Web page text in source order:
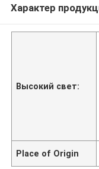
Характер
Высокий свет:
Place of Origin